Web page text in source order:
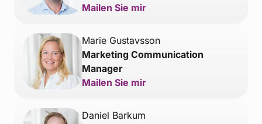
Mailen Sie mir
Marie Gustavsson
Marketing Communication
Manager
Mailen Sie mir
Daniel Barkum